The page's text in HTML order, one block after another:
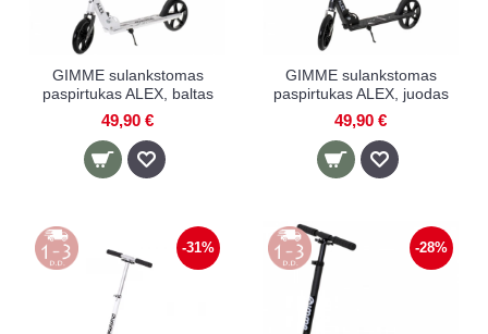
GIMME sulankstomas
paspirtukas ALEX, baltas
49,90 €
GIMME sulankstomas
paspirtukas ALEX, juodas
49,90 €
-31% -28%